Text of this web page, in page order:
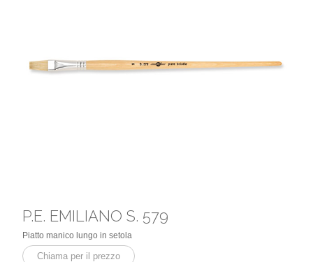
P.E. EMILIANO S. 579
Piatto manico lungo in setola
Chiama per il prezzo